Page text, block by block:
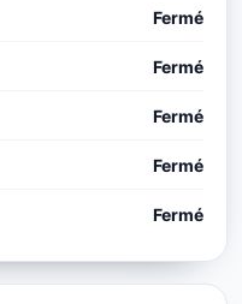
Fermé
Fermé
Fermé
Fermé
Fermé